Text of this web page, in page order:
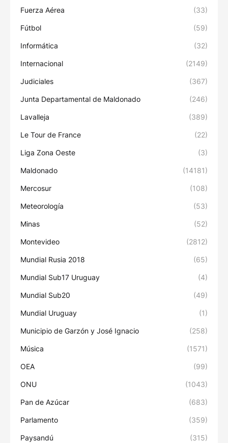
Fuerza Aérea (33)
Fútbol (59)
Informática (32)
Internacional (2149)
Judiciales (367)
Junta Departamental de Maldonado (246)
Lavalleja (389)
Le Tour de France (22)
Liga Zona Oeste (3)
Maldonado (14181)
Mercosur (108)
Meteorología (53)
Minas (52)
Montevideo (2812)
Mundial Rusia 2018 (65)
Mundial Sub17 Uruguay (4)
Mundial Sub20 (49)
Mundial Uruguay (1)
Municipio de Garzón y José Ignacio (258)
Música (1571)
OEA (99)
ONU (1043)
Pan de Azúcar (683)
Parlamento (359)
Paysandú (315)